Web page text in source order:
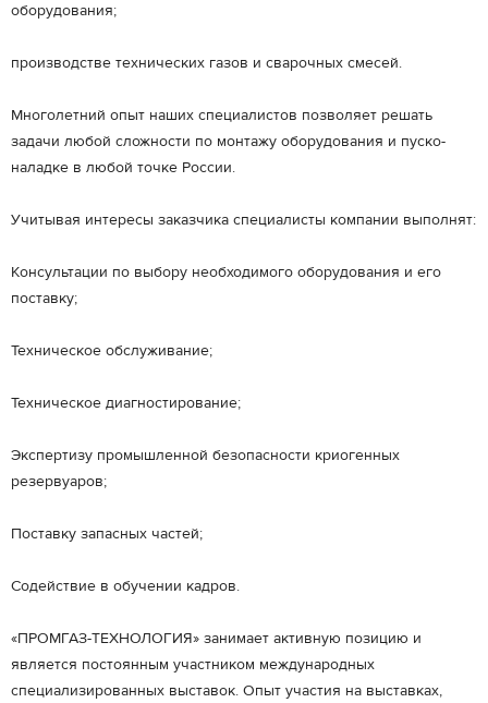
оборудования;
производстве технических газов и сварочных смесей.
Многолетний опыт наших специалистов позволяет решать
задачи любой сложности по монтажу оборудования и пуско-
наладке в любой точке России.
Учитывая интересы заказчика специалисты компании выполнят:
Консультации по выбору необходимого оборудования и его
поставку;
Техническое обслуживание;
Техническое диагностирование;
Экспертизу промышленной безопасности криогенных
резервуаров;
Поставку запасных частей;
Содействие в обучении кадров.
«ПРОМГАЗ-ТЕХНОЛОГИЯ» занимает активную позицию и
является постоянным участником международных
специализированных выставок. Опыт участия на выставках,